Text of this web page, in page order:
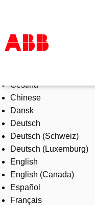
Products & Solutions
Industries
Services
About us
Where to buy
Contact us
Careers
Čeština
Chinese
Dansk
Deutsch
Deutsch (Schweiz)
Deutsch (Luxemburg)
English
English (Canada)
Español
Français